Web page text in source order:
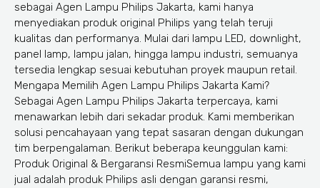
sebagai Agen Lampu Philips Jakarta, kami hanya
menyediakan produk original Philips yang telah teruji
kualitas dan performanya. Mulai dari lampu LED, downlight,
panel lamp, lampu jalan, hingga lampu industri, semuanya
tersedia lengkap sesuai kebutuhan proyek maupun retail.
Mengapa Memilih Agen Lampu Philips Jakarta Kami?
Sebagai Agen Lampu Philips Jakarta terpercaya, kami
menawarkan lebih dari sekadar produk. Kami memberikan
solusi pencahayaan yang tepat sasaran dengan dukungan
tim berpengalaman. Berikut beberapa keunggulan kami:
Produk Original & Bergaransi ResmiSemua lampu yang kami
jual adalah produk Philips asli dengan garansi resmi,